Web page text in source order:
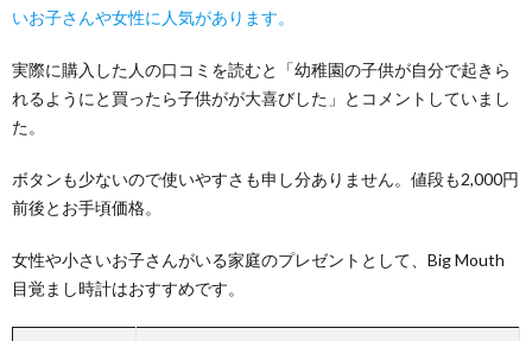
いお子さんや女性に人気があります。
実際に購入した人の口コミを読むと「幼稚園の子供が自分で起きら
れるようにと買ったら子供がが大喜びした」とコメントしていまし
た。
ボタンも少ないので使いやすさも申し分ありません。値段も2,000円
前後とお手頃価格。
女性や小さいお子さんがいる家庭のプレゼントとして、Big Mouth
目覚まし時計はおすすめです。